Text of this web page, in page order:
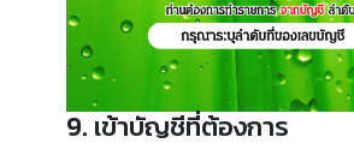
9. เข้าบัญชีที่ต้องการ